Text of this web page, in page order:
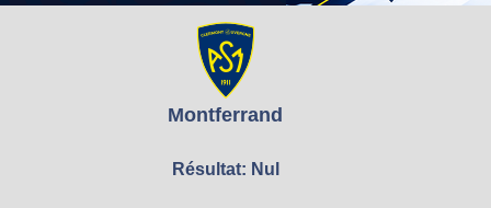
Montferrand
Résultat: Nul